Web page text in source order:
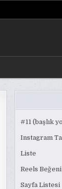
#11 (başlık
Instagram
Liste
Reels
Sayfa Listesi